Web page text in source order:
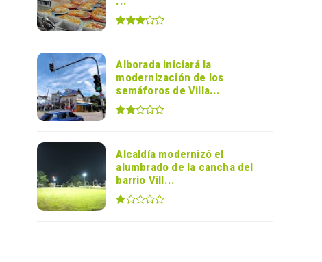
Alborada iniciará la
modernización de los
semáforos de Villa...
Alcaldía modernizó el
alumbrado de la cancha del
barrio Vill...